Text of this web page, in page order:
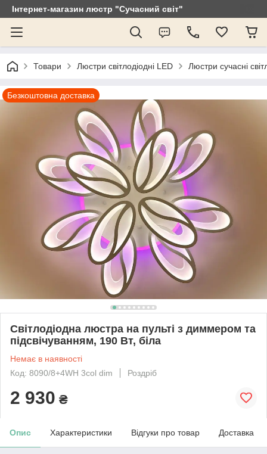
Інтернет-магазин люстр "Сучасний світ"
Товари Люстри світлодіодні LED Люстри сучасні
Безкоштовна доставка
Світлодіодна люстра на пульті з диммером та
підсвічуванням, 190 Вт, біла
Немає в наявності
Код: 8090/8+4WH 3col dim
Роздріб
2 930 ₴
Опис Характеристики Відгуки про товар Доставка